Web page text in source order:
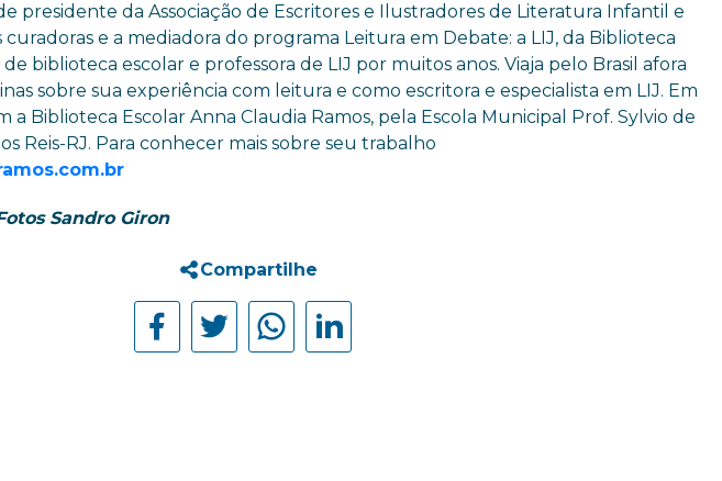
presidente da Associação de Escritores e Ilustradores de Literatura Infantil e
curadoras e a mediadora do programa Leitura em Debate: a LIJ, da Biblioteca
biblioteca escolar e professora de LIJ por muitos anos. Viaja pelo Brasil afora
sobre sua experiência com leitura e como escritora e especialista em LIJ. Em
a Biblioteca Escolar Anna Claudia Ramos, pela Escola Municipal Prof. Sylvio de
Reis-RJ. Para conhecer mais sobre seu trabalho
Sandro Giron
Compartilhe